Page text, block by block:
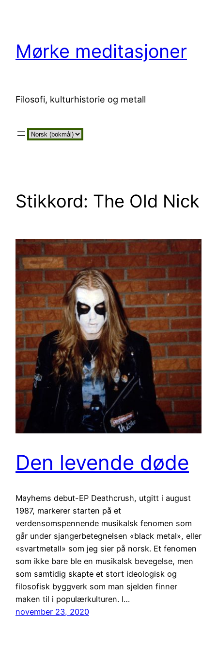
Mørke meditasjoner
Filosofi, kulturhistorie og metall
Velg
Stikkord: The Old Nick
Den levende døde
Mayhems debut-EP Deathcrush, utgitt i august
1987, markerer starten på et
verdensomspennende musikalsk fenomen som
går under sjangerbetegnelsen «black metal», eller
«svartmetall» som jeg sier på norsk. Et fenomen
som ikke bare ble en musikalsk bevegelse, men
som samtidig skapte et stort ideologisk og
filosofisk byggverk som man sjelden finner
maken til i populærkulturen. I…
november 23, 2020